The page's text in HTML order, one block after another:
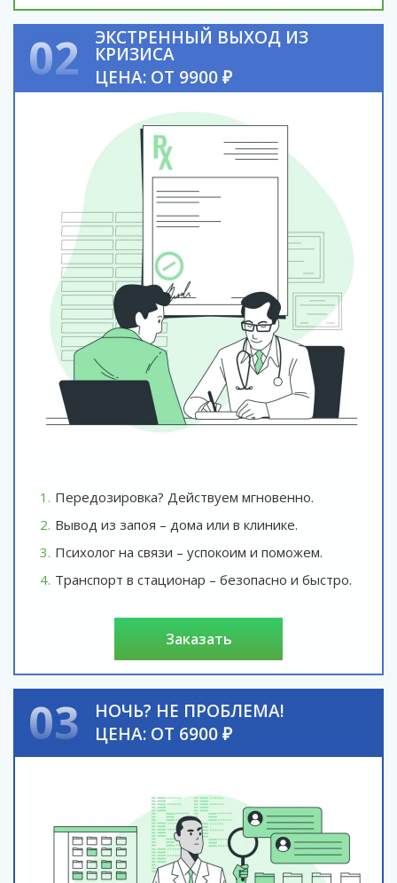
02 ЭКСТРЕННЫЙ ВЫХОД ИЗ
КРИЗИСА
ЦЕНА: ОТ 9900 ₽
Передозировка? Действуем мгновенно.
Вывод из запоя – дома или в клинике.
Психолог на связи – успокоим и поможем.
Транспорт в стационар – безопасно и быстро.
заказать
03
НОЧЬ? НЕ ПРОБЛЕМА!
ЦЕНА: ОТ 6900 ₽